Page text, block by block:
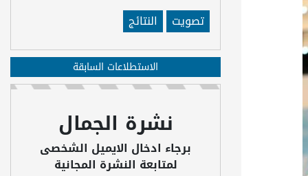
تصويت
النتائج
الاستطلاعات السابقة
نشرة الجمال
برجاء ادخال الايميل الشخصى
لمتابعة النشرة المجانية